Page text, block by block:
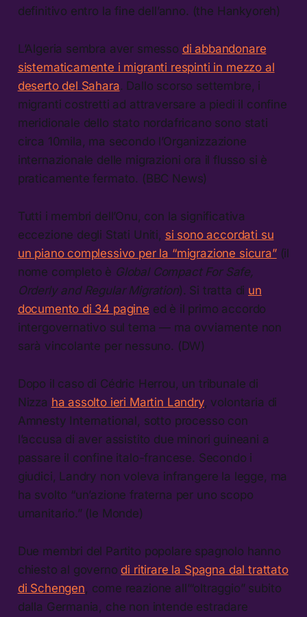
definitivo entro la fine dell’anno. (the Hankyoreh)
L’Algeria sembra aver smesso di abbandonare
sistematicamente i migranti respinti in mezzo al
deserto del Sahara. Dallo scorso settembre, i
migranti costretti ad attraversare a piedi il confine
meridionale dello stato nordafricano sono stati
circa 10mila, ma secondo l’Organizzazione
internazionale delle migrazioni ora il flusso si è
praticamente fermato. (BBC News)
Tutti i membri dell’Onu, con la significativa
eccezione degli Stati Uniti, si sono accordati su
un piano complessivo per la “migrazione sicura”(il
nome completo è Global Compact For Safe,
Orderly and Regular Migration). Si tratta di un
documento di 34 pagine ed è il primo accordo
intergovernativo sul tema — ma ovviamente non
sarà vincolante per nessuno. (DW)
Dopo il caso di Cédric Herrou, un tribunale di
Nizza ha assolto ieri Martin Landry, volontaria di
Amnesty International, sotto processo con
l’accusa di aver assistito due minori guineani a
passare il confine italo-francese. Secondo i
giudici, Landry non voleva infrangere la legge, ma
ha svolto “un’azione fraterna per uno scopo
umanitario.” (le Monde)
Due membri del Partito popolare spagnolo hanno
chiesto al governo di ritirare la Spagna dal trattato
di Schengen , come reazione all’“oltraggio” subito
dalla Germania, che non intende estradare